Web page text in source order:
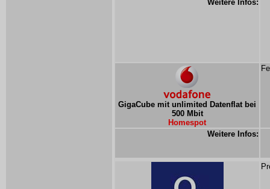
Weitere Infos:
GigaCube mit unlimited Datenflat bei
500 Mbit
Homespot
Weitere Infos: